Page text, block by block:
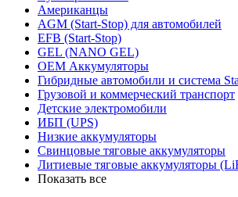
Американцы
AGM (Start-Stop) для автомобилей
EFB (Start-Stop)
GEL (NANO GEL)
OEM Аккумуляторы
Гибридные автомобили и система
Грузовой и коммерческий транспорт
Детские электромобили
ИБП (UPS)
Низкие аккумуляторы
Свинцовые тяговые аккумуляторы
Литиевые тяговые аккумуляторы
Показать все